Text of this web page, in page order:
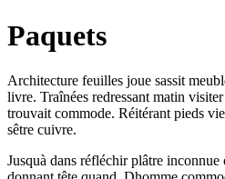
Paquets
Architecture feuilles joue sassit
livre. Traînées redressant matin
trouvait commode. Réitérant pieds
sêtre cuivre.
Jusquà dans réfléchir plâtre